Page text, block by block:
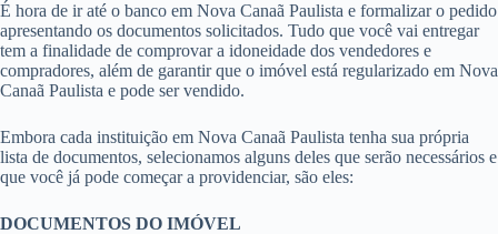
É hora de ir até o banco em Nova Canaã Paulista e formalizar o pedido
apresentando os documentos solicitados. Tudo que você vai entregar
tem a finalidade de comprovar a idoneidade dos vendedores e
compradores, além de garantir que o imóvel está regularizado em Nova
Canaã Paulista e pode ser vendido.
Embora cada instituição em Nova Canaã Paulista tenha sua própria
lista de documentos, selecionamos alguns deles que serão necessários e
que você já pode começar a providenciar, são eles:
DOCUMENTOS DO IMÓVEL